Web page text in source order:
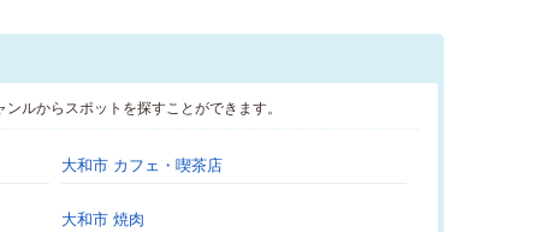
ルからスポットを探すことができます。
大和市 カフェ・喫茶店
大和市 焼肉